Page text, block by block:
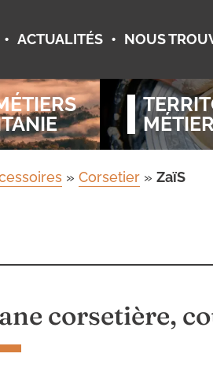
• ACTUALITÉS • NOUS
»Corsetier »ZaïS
corsetière,